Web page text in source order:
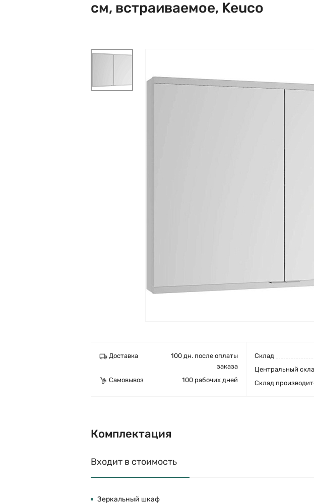
см, встраиваемое, Keuco
Доставка
100 дн. после оплаты
заказа
Самовывоз
100 рабочих дней
Cклад
Центральный
Склад
Комплектация
Входит в стоимость
Зеркальный шкаф